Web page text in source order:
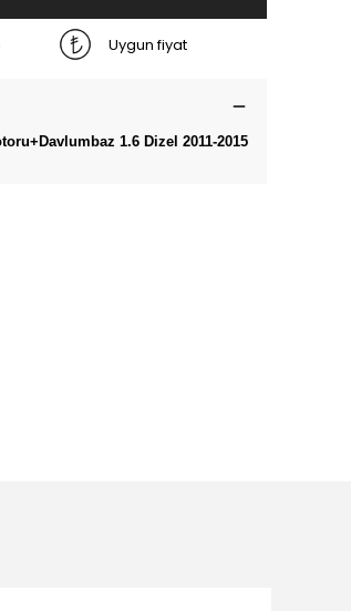
Uygun fiyat
1.6 Dizel 2011-2015